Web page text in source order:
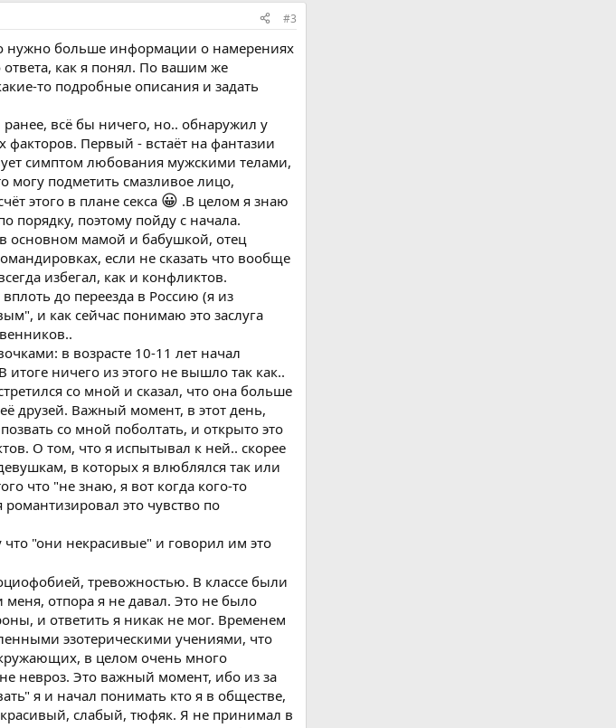
подавлять в себе мысли и эмоции, но я не
советом, что делать дальше.
И извините за такие подробности.
#3
нужно больше информации о намерениях
как я понял. По вашим же
то подробные описания и задать
всё бы ничего, но.. обнаружил у
факторов. Первый - встаёт на фантазии
симптом любования мужскими телами,
могу подметить смазливое лицо,
этого в плане секса 😀 .В целом я знаю
порядку, поэтому пойду с начала.
основном мамой и бабушкой, отец
если не сказать что вообще
избегал, как и конфликтов.
до переезда в Россию (я из
и как сейчас понимаю это заслуга
в возрасте 10-11 лет начал
ничего из этого не вышло так как..
со мной и сказал, что она больше
друзей. Важный момент, в этот день,
со мной поболтать, и открыто это
О том, что я испытывал к ней.. скорее
в которых я влюблялся так или
что "не знаю, я вот когда кого-то
это чувство по
"они некрасивые" и говорил им это
тревожностью. В классе были
отпора я не давал. Это не было
и ответить я никак не мог. Временем
эзотерическими учениями, что
в целом очень много
невроз. Это важный момент, ибо из за
я и начал понимать кто я в обществе,
слабый, тюфяк. Я не принимал в